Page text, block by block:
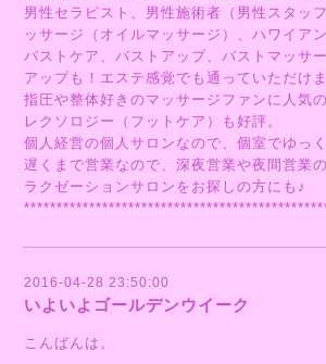
男性セラピスト、男性施術者（男性スタッ
ッサージ（オイルマッサージ）、ハワイア
バストケア、バストアップ、バストマッサ
アップも！エステ感覚でも通っていただけま
指圧や整体好きのマッサージファンに人気
レクソロジー（フットケア）も好評。
個人経営の個人サロンなので、個室でゆっく
遅くまで営業なので、深夜営業や夜間営業
ラクゼーションサロンをお探しの方にも♪
2016-04-28 23:50:00
いよいよゴールデンウイーク
こんばんは。